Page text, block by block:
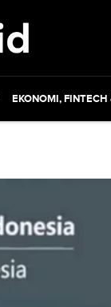
EKONOMI, FINTECH